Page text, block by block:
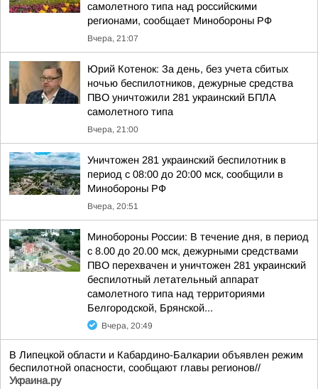
самолетного типа над российскими
регионами, сообщает Минобороны РФ
Вчера, 21:07
Юрий Котенок: За день, без учета сбитых
ночью беспилотников, дежурные средства
ПВО уничтожили 281 украинский БПЛА
самолетного типа
Вчера, 21:00
Уничтожен 281 украинский беспилотник в
период с 08:00 до 20:00 мск, сообщили в
Минобороны РФ
Вчера, 20:51
Минобороны России: В течение дня, в период
с 8.00 до 20.00 мск, дежурными средствами
ПВО перехвачен и уничтожен 281 украинский
беспилотный летательный аппарат
самолетного типа над территориями
Белгородской, Брянской...
Вчера, 20:49
В Липецкой области и Кабардино-Балкарии объявлен режим
беспилотной опасности, сообщают главы регионов//
Украина.ру